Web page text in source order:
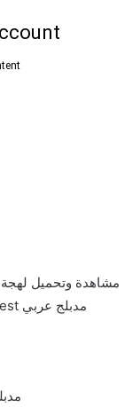
مشاهدة وتحميل
مدبلج عربي egybest سعودي mycima مدبلج خليجي